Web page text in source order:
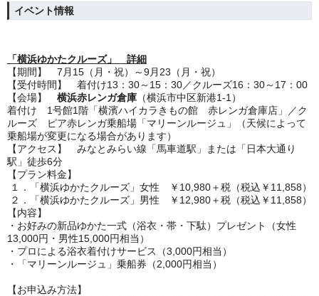
イベント情報
「横浜ゆかたクルーズ」 詳細
【期間】 7月15（月・祝）～9月23（月・祝）
【受付時間】 着付け13：30～15：30／クルーズ16：30～17：00
【会場】 横浜赤レンガ倉庫 （横浜市中区新港1-1）
着付け 1号館1階「横濱ハイカラきもの館 赤レンガ倉庫店」／ク
ルーズ ピア赤レンガ乗船場「マリーンルージュ」（天候によって
乗船場が変更になる場合があります）
【アクセス】 みなとみらい線「馬車道駅」または「日本大通り
駅」徒歩6分
【プラン料金】
１．「横浜ゆかたクルーズ」女性 ￥10,980＋税（税込￥11,858）
２．「横浜ゆかたクルーズ」男性 ￥12,980＋税（税込￥11,858）
【内容】
・お好みの新品ゆかた一式（浴衣・帯・下駄）プレゼント（女性
13,000円・男性15,000円相当）
・プロによる浴衣着付けサービス（3,000円相当）
・「マリーンルージュ」乗船券（2,000円相当）
【お申込み方法】